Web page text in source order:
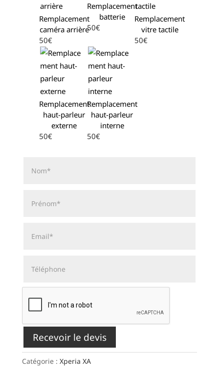
Remplacement
caméra arrière
50€
Remplacement
batterie
50€
Remplacement
vitre tactile
50€
Remplacement
haut-parleur
externe
50€
Remplacement
haut-parleur
interne
50€
Recevoir le devis
Catégorie : Xperia XA